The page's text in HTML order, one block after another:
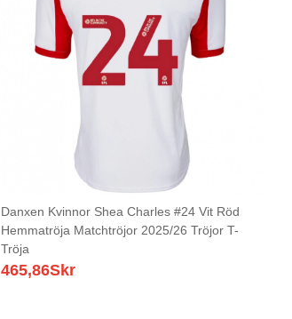
Danxen Kvinnor Shea Charles #24 Vit Röd
Hemmatröja Matchtröjor 2025/26 Tröjor T-
Tröja
465,86Skr